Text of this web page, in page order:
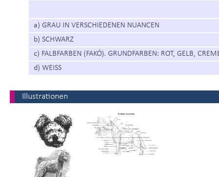
a) GRAU IN VERSCHIEDENEN NUANCEN
b) SCHWARZ
c) FALBFARBEN (FAKÓ). GRUNDFARBEN: ROT, GELB,
d) WEISS
Illustrationen